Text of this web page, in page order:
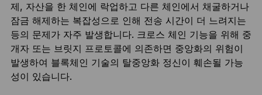
제, 자산을 한 체인에 락업하고 다른 체인에서 채굴하거나
잠금 해제하는 복잡성으로 인해 전송 시간이 더 느려지는
등의 문제가 자주 발생합니다. 크로스 체인 기능을 위해 중
개자 또는 브릿지 프로토콜에 의존하면 중앙화의 위험이
발생하여 블록체인 기술의 탈중앙화 정신이 훼손될 가능
성이 있습니다.